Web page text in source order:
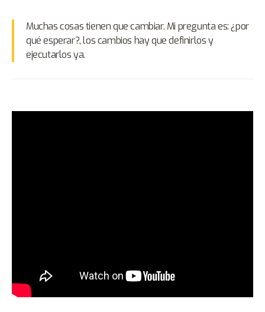
Muchas cosas tienen que cambiar. Mi pregunta es: ¿por
qué esperar?, los cambios hay que definirlos y
ejecutarlos ya.